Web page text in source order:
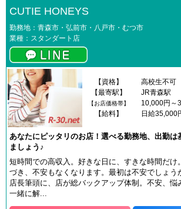
CUTIE HONEYS
勤務地：青森市・弘前市・八戸市・むつ市
業種：スタンダート店
【資格】
高校生不可
【最寄駅】
JR青森駅
【お店価格帯】
10,000円～
【給料】
日給35,000
あなたにピッタリのお店！選べる勤務地、出勤は
ましょう♪
短時間での高収入。好きな日に、すきな時間だけ
づき、不安もなくなります。最初は不安でしょう
店長筆頭に、店が総バックアップ体制。不安、悩
一緒に解...